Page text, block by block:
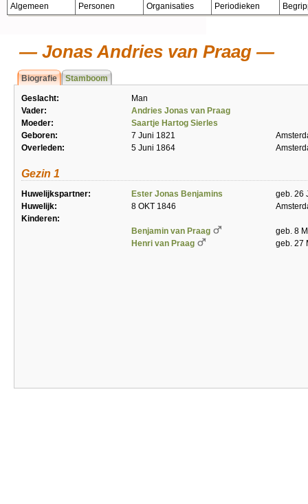
Algemeen Personen Organisaties Periodieken
Jonas Andries van Praag
Biografie Stamboom
Geslacht:
Man
Vader:
Andries Jonas van Praag
Moeder:
Saartje Hartog Sierles
Geboren:
7 Juni 1821
Overleden:
5 Juni 1864
Gezin 1
Huwelijkspartner: Ester Jonas Benjamins
geb. 26
Huwelijk:
8 OKT 1846
Kinderen:
Benjamin van Praag
geb. 8
Henri van Praag
geb. 27